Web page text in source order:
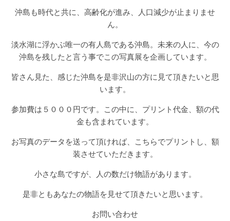
沖島も時代と共に、高齢化が進み、人口減少が止まりませ
ん。
淡水湖に浮かぶ唯一の有人島である沖島。未来の人に、今の
沖島を残したと言う事でこの写真展を企画しています。
皆さん見た、感じた沖島を是非沢山の方に見て頂きたいと思
います。
参加費は５０００円です。この中に、プリント代金、額の代
金も含まれています。
お写真のデータを送って頂ければ、こちらでプリントし、額
装させていただきます。
小さな島ですが、人の数だけ物語があります。
是非ともあなたの物語を見せて頂きたいと思います。
お問い合わせ